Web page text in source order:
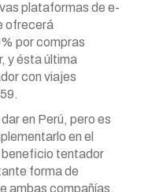
plataformas de e-
ofrecerá
por compras
y ésta última
con viajes
en Perú, pero es
en el
beneficio tentador
forma de
ambas compañías.